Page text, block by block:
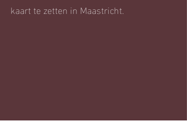
kaart te zetten in Maastricht.